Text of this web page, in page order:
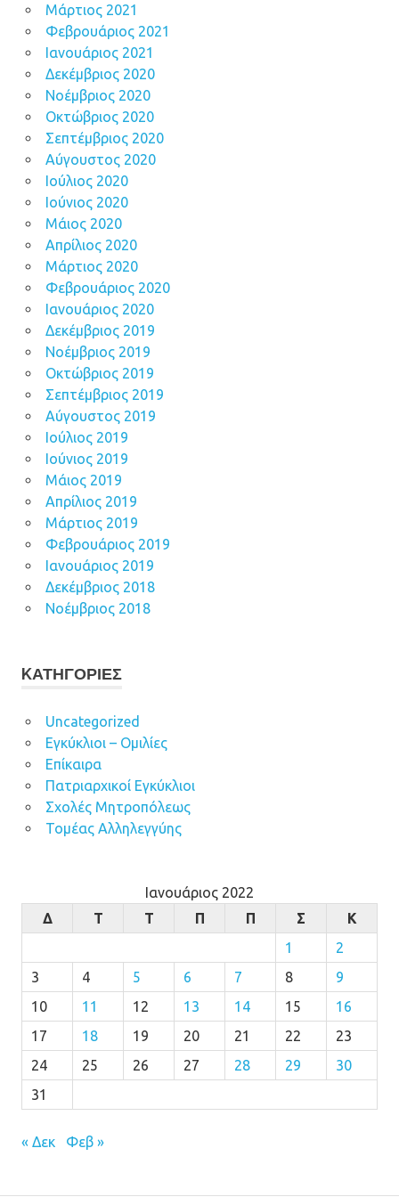
Μάρτιος 2021
Φεβρουάριος 2021
Ιανουάριος 2021
Δεκέμβριος 2020
Νοέμβριος 2020
Οκτώβριος 2020
Σεπτέμβριος 2020
Αύγουστος 2020
Ιούλιος 2020
Ιούνιος 2020
Μάιος 2020
Απρίλιος 2020
Μάρτιος 2020
Φεβρουάριος 2020
Ιανουάριος 2020
Δεκέμβριος 2019
Νοέμβριος 2019
Οκτώβριος 2019
Σεπτέμβριος 2019
Αύγουστος 2019
Ιούλιος 2019
Ιούνιος 2019
Μάιος 2019
Απρίλιος 2019
Μάρτιος 2019
Φεβρουάριος 2019
Ιανουάριος 2019
Δεκέμβριος 2018
Νοέμβριος 2018
KΑΤΗΓΟΡΊΕΣ
Uncategorized
Εγκύκλιοι – Ομιλίες
Επίκαιρα
Πατριαρχικοί Εγκύκλιοι
Σχολές Μητροπόλεως
Τομέας Αλληλεγγύης
Ιανουάριος 2022
Δ
Τ Τ Π Π Σ
Κ
1
2
3
4 5 6 7 8
9
10
11 12 13 14 15
16
17
18 19 20 21 22
23
24
25 26 27 28 29
30
31
« Δεκ Φεβ »